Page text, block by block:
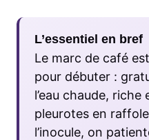
L’essentiel en bref
Le marc de café
pour débuter :
l’eau chaude, riche
pleurotes en
l’inocule, on